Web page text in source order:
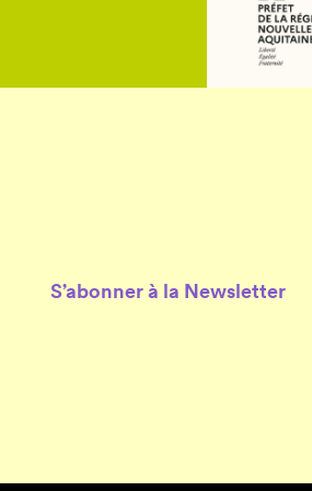
S’abonner à la Newsletter